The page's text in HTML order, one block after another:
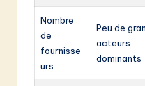
Nombre
de
fournisse
urs
Peu de
acteurs
dominants